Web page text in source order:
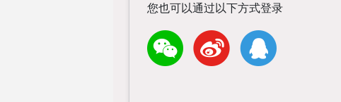
您也可以通过以下方式登录